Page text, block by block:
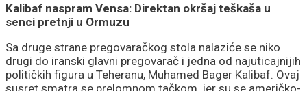
Kalibaf naspram Vensa: Direktan okršaj teškaša u
senci pretnji u Ormuzu
Sa druge strane pregovaračkog stola nalaziće se niko
drugi do iranski glavni pregovarač i jedna od najuticajnijih
političkih figura u Teheranu, Muhamed Bager Kalibaf. Ovaj
susret smatra se prelomnom tačkom, jer su se američko-